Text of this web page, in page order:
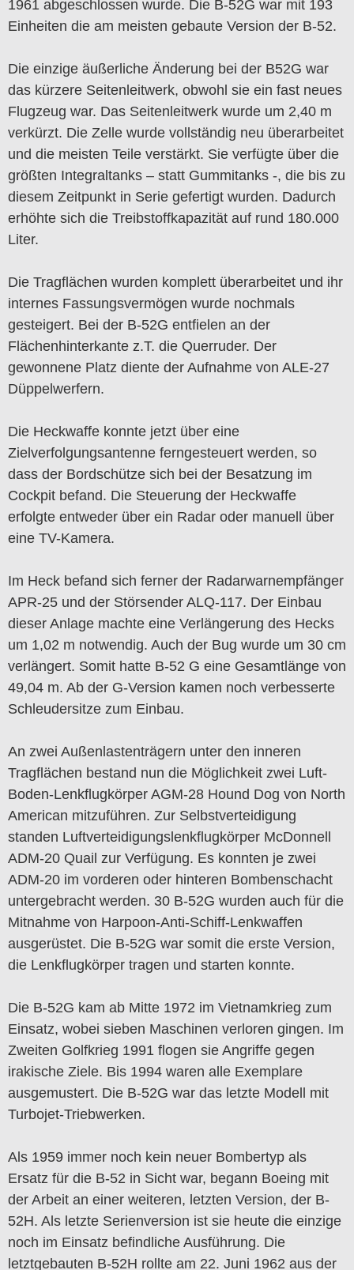
1961 abgeschlossen wurde. Die B-52G war mit 193
Einheiten die am meisten gebaute Version der B-52.
Die einzige äußerliche Änderung bei der B52G war
das kürzere Seitenleitwerk, obwohl sie ein fast neues
Flugzeug war. Das Seitenleitwerk wurde um 2,40 m
verkürzt. Die Zelle wurde vollständig neu überarbeitet
und die meisten Teile verstärkt. Sie verfügte über die
größten Integraltanks – statt Gummitanks -, die bis zu
diesem Zeitpunkt in Serie gefertigt wurden. Dadurch
erhöhte sich die Treibstoffkapazität auf rund 180.000
Liter.
Die Tragflächen wurden komplett überarbeitet und ihr
internes Fassungsvermögen wurde nochmals
gesteigert. Bei der B-52G entfielen an der
Flächenhinterkante z.T. die Querruder. Der
gewonnene Platz diente der Aufnahme von ALE-27
Düppelwerfern.
Die Heckwaffe konnte jetzt über eine
Zielverfolgungsantenne ferngesteuert werden, so
dass der Bordschütze sich bei der Besatzung im
Cockpit befand. Die Steuerung der Heckwaffe
erfolgte entweder über ein Radar oder manuell über
eine TV-Kamera.
Im Heck befand sich ferner der Radarwarnempfänger
APR-25 und der Störsender ALQ-117. Der Einbau
dieser Anlage machte eine Verlängerung des Hecks
um 1,02 m notwendig. Auch der Bug wurde um 30 cm
verlängert. Somit hatte B-52 G eine Gesamtlänge von
49,04 m. Ab der G-Version kamen noch verbesserte
Schleudersitze zum Einbau.
An zwei Außenlastenträgern unter den inneren
Tragflächen bestand nun die Möglichkeit zwei Luft-
Boden-Lenkflugkörper AGM-28 Hound Dog von North
American mitzuführen. Zur Selbstverteidigung
standen Luftverteidigungslenkflugkörper McDonnell
ADM-20 Quail zur Verfügung. Es konnten je zwei
ADM-20 im vorderen oder hinteren Bombenschacht
untergebracht werden. 30 B-52G wurden auch für die
Mitnahme von Harpoon-Anti-Schiff-Lenkwaffen
ausgerüstet. Die B-52G war somit die erste Version,
die Lenkflugkörper tragen und starten konnte.
Die B-52G kam ab Mitte 1972 im Vietnamkrieg zum
Einsatz, wobei sieben Maschinen verloren gingen. Im
Zweiten Golfkrieg 1991 flogen sie Angriffe gegen
irakische Ziele. Bis 1994 waren alle Exemplare
ausgemustert. Die B-52G war das letzte Modell mit
Turbojet-Triebwerken.
Als 1959 immer noch kein neuer Bombertyp als
Ersatz für die B-52 in Sicht war, begann Boeing mit
der Arbeit an einer weiteren, letzten Version, der B-
52H. Als letzte Serienversion ist sie heute die einzige
noch im Einsatz befindliche Ausführung. Die
letztgebauten B-52H rollte am 22. Juni 1962 aus der